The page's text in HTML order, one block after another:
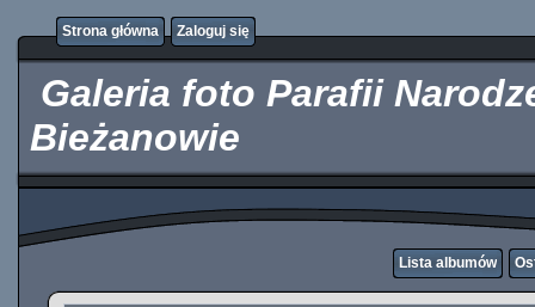
Strona główna
Zaloguj się
Galeria foto Parafii
Bieżanowie
Lista albumów